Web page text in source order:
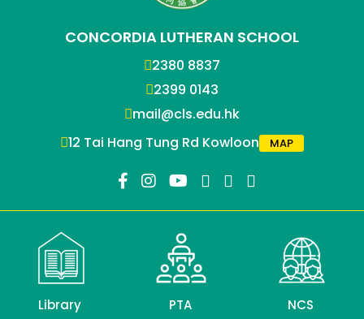
CONCORDIA LUTHERAN SCHOOL
2380 8837
2399 0143
mail@cls.edu.hk
12 Tai Hang Tung Rd Kowloon
MAP
Library PTA NCS